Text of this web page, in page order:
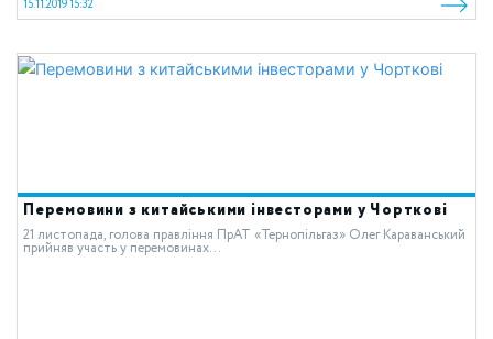
15.11.2019 15:32
Перемовини з китайськими інвесторами у Чорткові
21 листопада, голова правління ПрАТ «Тернопільгаз» Олег Караванський
прийняв участь у перемовинах...